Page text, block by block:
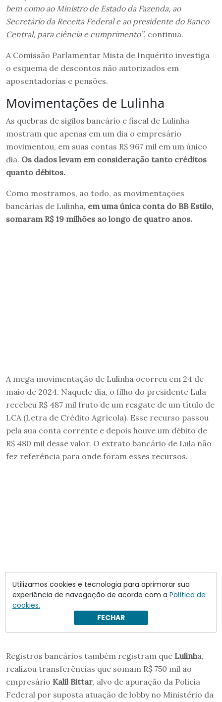
bem como ao Ministro de Estado da Fazenda, ao
Secretário da Receita Federal e ao presidente do Banco
Central, para ciência e cumprimento”, continua.
A Comissão Parlamentar Mista de Inquérito investiga
o esquema de descontos não autorizados em
aposentadorias e pensões.
Movimentações de Lulinha
As quebras de sigilos bancário e fiscal de Lulinha
mostram que apenas em um dia o empresário
movimentou, em suas contas R$ 967 mil em um único
dia. Os dados levam em consideração tanto créditos
quanto débitos.
Como mostramos, ao todo, as movimentações
bancárias de Lulinha, em uma única conta do BB Estilo,
somaram R$ 19 milhões ao longo de quatro anos.
A mega movimentação de Lulinha ocorreu em 24 de
maio de 2024. Naquele dia, o filho do presidente Lula
recebeu R$ 487 mil fruto de um resgate de um título de
LCA (Letra de Crédito Agrícola). Esse recurso passou
pela sua conta corrente e depois houve um débito de
R$ 480 mil desse valor. O extrato bancário de Lula não
fez referência para onde foram esses recursos.
Registros bancários também registram que Lulinha,
realizou transferências que somam R$ 750 mil ao
empresário Kalil Bittar, alvo de apuração da Polícia
Federal por suposta atuação de lobby no Ministério da
Utilizamos cookies e tecnologia para aprimorar sua
experiência de navegação de acordo com a Política de
cookies.
FECHAR